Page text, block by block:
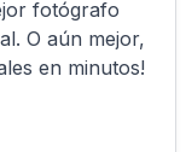
fotógrafo
O aún mejor,
en minutos!